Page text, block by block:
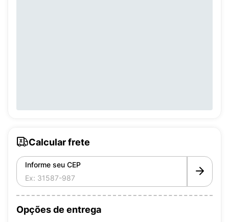
Calcular frete
Informe seu CEP
Opções de entrega